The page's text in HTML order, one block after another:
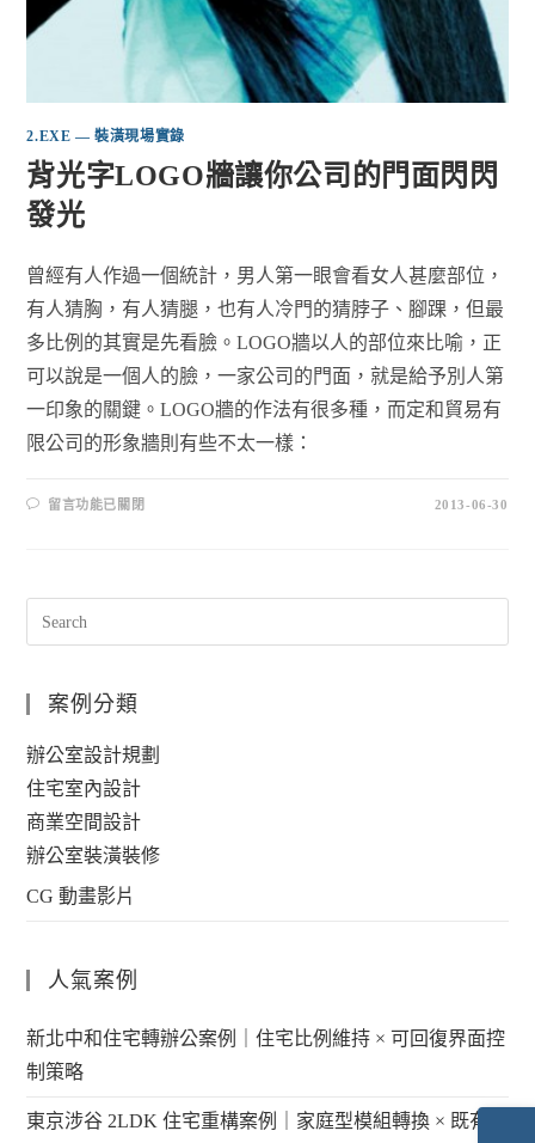
2.EXE — 裝潢現場實錄
背光字LOGO牆讓你公司的門面閃閃
發光
曾經有人作過一個統計，男人第一眼會看女人甚麼部位，
有人猜胸，有人猜腿，也有人冷門的猜脖子、腳踝，但最
多比例的其實是先看臉。LOGO牆以人的部位來比喻，正
可以說是一個人的臉，一家公司的門面，就是給予別人第
一印象的關鍵。LOGO牆的作法有很多種，而定和貿易有
限公司的形象牆則有些不太一樣：
留言功能已關閉 2013-06-30
案例分類
辦公室設計規劃
住宅室內設計
商業空間設計
辦公室裝潢裝修
CG 動畫影片
人氣案例
新北中和住宅轉辦公案例｜住宅比例維持 × 可回復界面控
制策略
東京涉谷 2LDK 住宅重構案例｜家庭型模組轉換 × 既有系